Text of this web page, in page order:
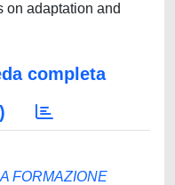
on adaptation and
completa
FORMAZIONE